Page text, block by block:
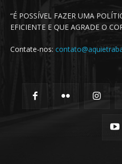
“É POSSÍVEL FAZER UMA
EFICIENTE E QUE AGRADE O
Contate-nos: